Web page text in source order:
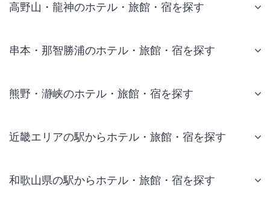
高野山・龍神のホテル・旅館・宿を探す
串本・那智勝浦のホテル・旅館・宿を探す
熊野・瀞峡のホテル・旅館・宿を探す
近畿エリアの駅からホテル・旅館・宿を探す
和歌山県の駅からホテル・旅館・宿を探す